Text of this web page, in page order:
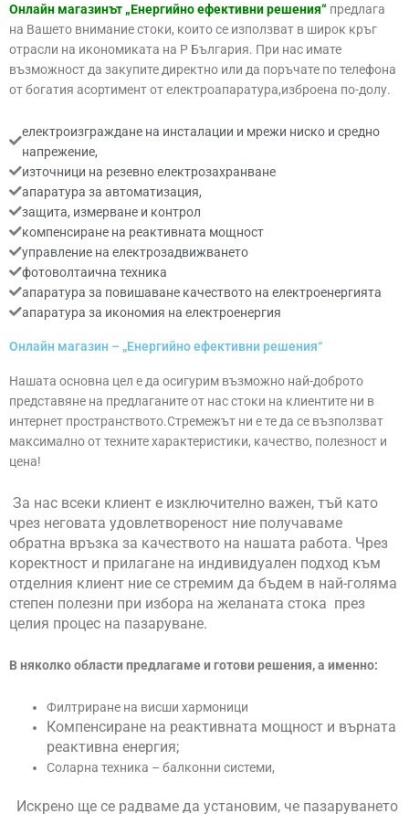
Онлайн магазинът „Енергийно ефективни решения“ предлага
на Вашето внимание стоки, които се използват в широк кръг
отрасли на икономиката на Р България. При нас имате
възможност да закупите директно или да поръчате по телефона
от богатия асортимент от електроапаратура,изброена по-долу.
електроизграждане на инсталации и мрежи ниско и средно
напрежение,
източници на резевно електрозахранване
апаратура за автоматизация,
защита, измерване и контрол
компенсиране на реактивната мощност
управление на електрозадвижването
фотоволтаична техника
апаратура за повишаване качеството на електроенергията
апаратура за икономия на електроенергия
Онлайн магазин – „Енергийно ефективни решения“
Нашата основна цел е да осигурим възможно най-доброто
представяне на предлаганите от нас стоки на клиентите ни в
интернет пространството.Стремежът ни е те да се възползват
максимално от техните характеристики, качество, полезност и
цена!
За нас всеки клиент е изключително важен, тъй като
чрез неговата удовлетвореност ние получаваме
обратна връзка за качеството на нашата работа. Чрез
коректност и прилагане на индивидуален подход към
отделния клиент ние се стремим да бъдем в най-голяма
степен полезни при избора на желаната стока през
целия процес на пазаруване.
В няколко области предлагаме и готови решения, а именно:
Филтриране на висши хармоници
Компенсиране на реактивната мощност и върната
реактивна енергия;
Соларна техника – балконни системи,
Искрено ще се радваме да установим, че пазаруването